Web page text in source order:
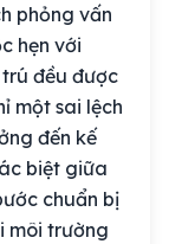
phỏng vấn
hẹn với
đều được
một sai lệch
đến kế
biệt giữa
chuẩn bị
môi trường